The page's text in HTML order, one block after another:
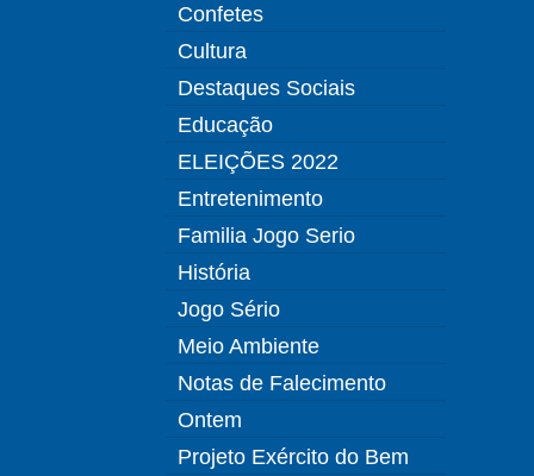
Confetes
Cultura
Destaques Sociais
Educação
ELEIÇÕES 2022
Entretenimento
Familia Jogo Serio
História
Jogo Sério
Meio Ambiente
Notas de Falecimento
Ontem
Projeto Exército do Bem